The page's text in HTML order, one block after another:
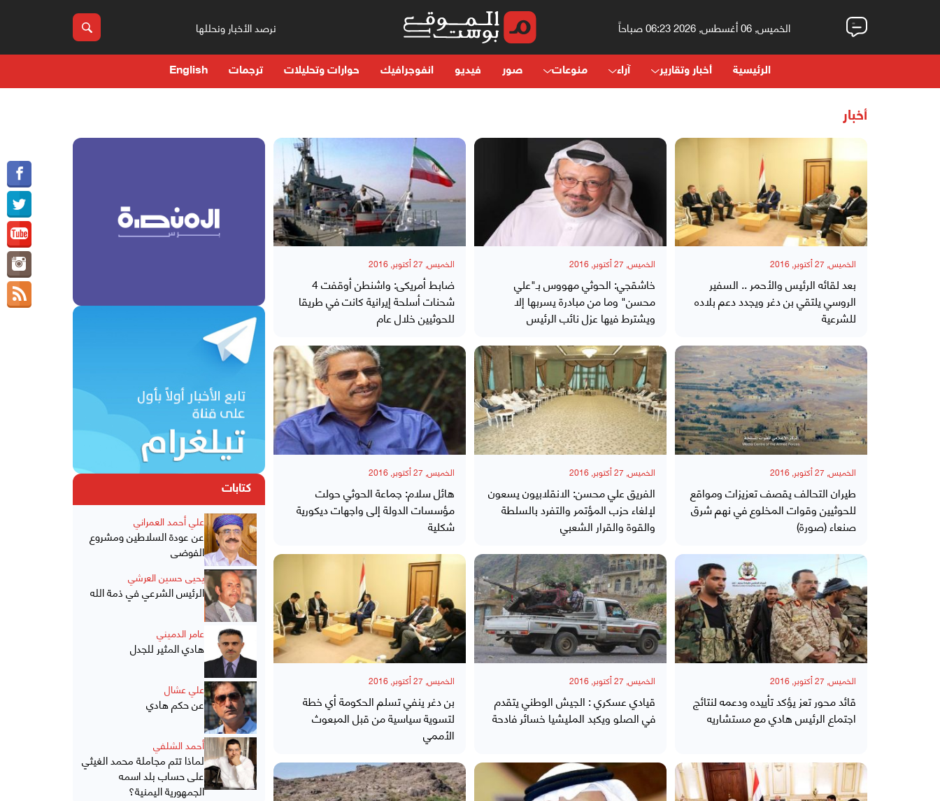
الخميس, 06 أغسطس, 2026 06:23 صباحاً نرصد الأخبار ونحللها
الرئيسية أخبار وتقارير آراء منوعات صور فيديو انفوجرافيك حوارات وتحليلات ترجمات English
أخبار
الخميس, 27 أكتوبر, 2016
بعد لقائه الرئيس والأحمر .. السفير
الروسي يلتقي بن دغر ويجدد دعم بلاده
للشرعية
الخميس, 27 أكتوبر, 2016
خاشقجي: الحوثي مهووس بـ"علي
محسن" وما من مبادرة يسربها إلا
ويشترط فيها عزل نائب الرئيس
الخميس, 27 أكتوبر, 2016
ضابط أمريكى: واشنطن أوقفت 4
شحنات أسلحة إيرانية كانت في طريقا
للحوثيين خلال عام
الخميس, 27 أكتوبر, 2016
طيران التحالف يقصف تعزيزات ومواقع
للحوثيين وقوات المخلوع في نهم شرق
صنعاء (صورة)
الخميس, 27 أكتوبر, 2016
الفريق علي محسن: الانقلابيون يسعون
لإلغاء حزب المؤتمر والتفرد بالسلطة
والقوة والقرار الشعبي
الخميس, 27 أكتوبر, 2016
هائل سلام: جماعة الحوثي حولت
مؤسسات الدولة إلى واجهات ديكورية
شكلية
الخميس, 27 أكتوبر, 2016
قائد محور تعز يؤكد تأييده ودعمه لنتائج
اجتماع الرئيس هادي مع مستشاريه
الخميس, 27 أكتوبر, 2016
قيادي عسكري : الجيش الوطني يتقدم
في الصلو ويكبد المليشيا خسائر فادحة
الخميس, 27 أكتوبر, 2016
بن دغر ينفي تسلم الحكومة أي خطة
لتسوية سياسية من قبل المبعوث
الأممي
كتابات
علي أحمد العمراني
عن عودة السلاطين ومشروع
الفوضى
يحيى حسين العرشي
الرئيس الشرعي في ذمة الله
عامر الدميني
هادي المثير للجدل
علي عشال
عن حكم هادي
أحمد الشلفي
لماذا تتم مجاملة محمد الغيثي
على حساب بلد اسمه
الجمهورية اليمنية؟